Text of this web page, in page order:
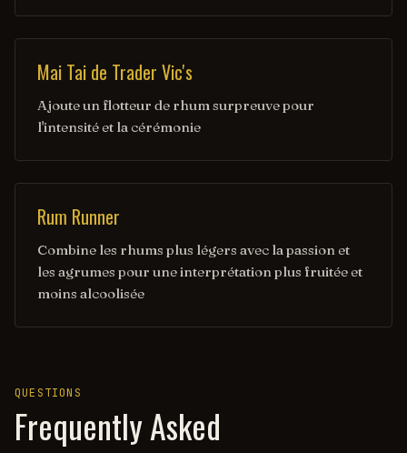
Mai Tai de Trader Vic's
Ajoute un flotteur de rhum surpreuve pour
l'intensité et la cérémonie
Rum Runner
Combine les rhums plus légers avec la passion et
les agrumes pour une interprétation plus fruitée et
moins alcoolisée
QUESTIONS
Frequently Asked